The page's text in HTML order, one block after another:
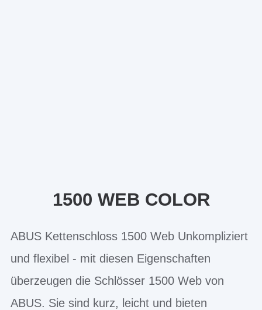
1500 WEB COLOR
ABUS Kettenschloss 1500 Web Unkompliziert
und flexibel - mit diesen Eigenschaften
überzeugen die Schlösser 1500 Web von
ABUS. Sie sind kurz, leicht und bieten